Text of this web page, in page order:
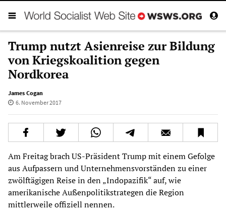
Trump nutzt Asienreise zur Bildung
von Kriegskoalition gegen
Nordkorea
James Cogan
6. November 2017
Am Freitag brach US-Präsident Trump mit einem Gefolge
aus Aufpassern und Unternehmensvorständen zu einer
zwölftägigen Reise in den „Indopazifik“ auf, wie
amerikanische Außenpolitikstrategen die Region
mittlerweile offiziell nennen.